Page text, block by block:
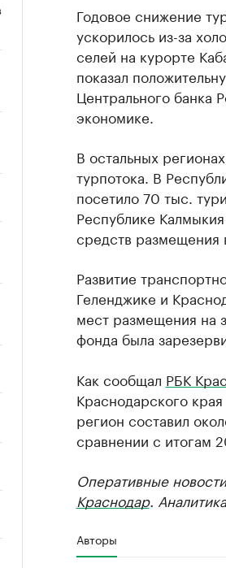
Годовое снижение
ускорилось из-за
селей на курорте
показал
Центрального банка
экономике.
В остальных
турпотока. В
посетило 70 тыс.
Республике
средств размещения
Развитие
Геленджике и
мест размещения на
фонда была
Как сообщал РБК
Краснодарского
регион составил
сравнении с итогам
Оперативные
Краснодар.
Авторы